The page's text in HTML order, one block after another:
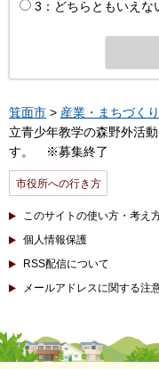
3：どちらともいえな
箕面市 > 産業・まちづくり
立青少年教学の森野外活
す。 ※募集終了
市役所への行き方
このサイトの使い方・考え
個人情報保護
RSS配信について
メールアドレスに関する注